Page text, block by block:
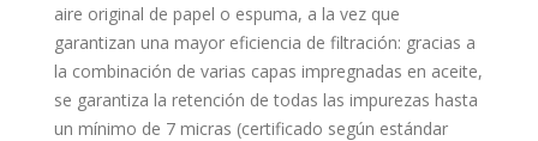
aire original de papel o espuma, a la vez que
garantizan una mayor eficiencia de filtración: gracias a
la combinación de varias capas impregnadas en aceite,
se garantiza la retención de todas las impurezas hasta
un mínimo de 7 micras (certificado según estándar